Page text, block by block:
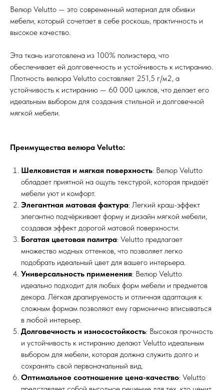
Велюр Velutto — это современный материал для обивки
мебели, который сочетает в себе роскошь, практичность и
высокое качество.
Эта ткань изготовлена из 100% полиэстера, что
обеспечивает ей долговечность и устойчивость к истиранию.
Плотность велюра Velutto составляет 251,5 г/м2, а
устойчивость к истиранию — 60 000 циклов, что делает его
идеальным выбором для создания стильной и долговечной
мягкой мебели.
Преимущества велюра Velutto:
Шелковистая и мягкая поверхность: Велюр Velutto
обладает приятной на ощупь текстурой, которая придаёт
мебели уют и комфорт.
Элегантная матовая фактура: Легкий краш-эффект
элегантно подчёркивает форму и дизайн мягкой мебели,
создавая эффект дорогой матовой поверхности.
Богатая цветовая палитра: Velutto предлагает
множество модных оттенков, что позволяет легко
подобрать идеальный цвет для вашего интерьера.
Универсальность применения: Велюр Velutto
идеально подходит для любых форм мебели и предметов
декора. Лёгкая драпируемость и отличная адаптация к
сложным формам позволяют ему гармонично вписываться
в любой интерьер.
Долговечность и износостойкость: Высокая прочность
и устойчивость к истиранию делают Velutto идеальным
выбором для мебели, которая должна служить долго и
сохранять свой первоначальный вид.
Оптимальное соотношение цена-качество: Velutto